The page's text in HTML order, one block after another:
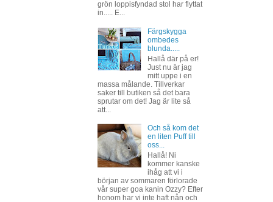
grön loppisfyndad stol har flyttat
in..... E...
Färgskygga
ombedes
blunda.....
Hallå där på er!
Just nu är jag
mitt uppe i en
massa målande. Tillverkar
saker till butiken så det bara
sprutar om det! Jag är lite så
att...
Och så kom det
en liten Puff till
oss...
Hallå! Ni
kommer kanske
ihåg att vi i
början av sommaren förlorade
vår super goa kanin Ozzy? Efter
honom har vi inte haft nån och